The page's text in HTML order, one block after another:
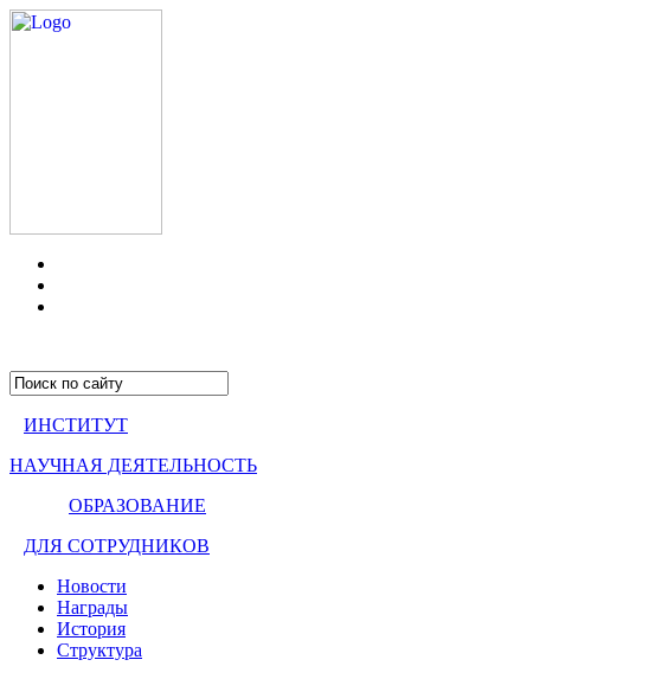
ИНСТИТУТ
НАУЧНАЯ ДЕЯТЕЛЬНОСТЬ
ОБРАЗОВАНИЕ
ДЛЯ СОТРУДНИКОВ
Новости
Награды
История
Структура